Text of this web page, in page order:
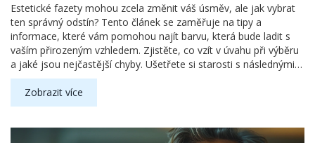
Estetické fazety mohou zcela změnit váš úsměv, ale jak vybrat
ten správný odstín? Tento článek se zaměřuje na tipy a
informace, které vám pomohou najít barvu, která bude ladit s
vaším přirozeným vzhledem. Zjistěte, co vzít v úvahu při výběru
a jaké jsou nejčastější chyby. Ušetřete si starosti s následnými
opravami díky správnému rozhodnutí hned na začátku.
Zobrazit více